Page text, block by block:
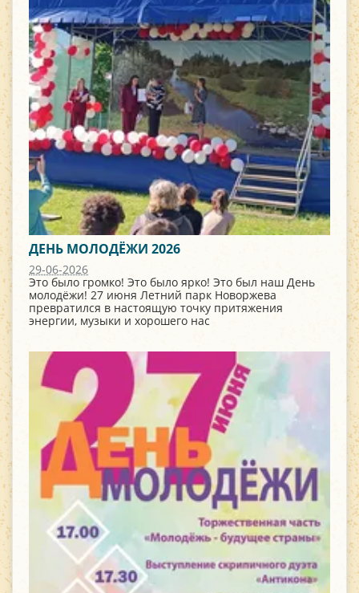
ДЕНЬ МОЛОДЁЖИ 2026
29-06-2026
Это было громко! Это было ярко! Это был наш День
молодёжи! 27 июня Летний парк Новоржева
превратился в настоящую точку притяжения
энергии, музыки и хорошего нас